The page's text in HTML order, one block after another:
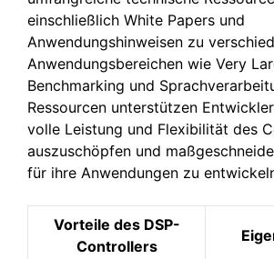
einschließlich White Papers und
Anwendungshinweisen zu
Anwendungsbereichen wie Very
Benchmarking und
Ressourcen unterstützen
volle Leistung und Flexibilität des
auszuschöpfen und
für ihre Anwendungen zu
Vorteile des DSP-
Controllers